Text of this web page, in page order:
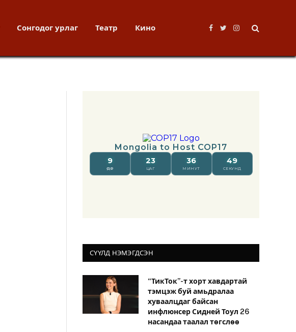
Сонгодог урлаг Театр Кино
Facebook
TwitterInstagram
СҮҮЛД НЭМЭГДСЭН
“ТикТок”-т хорт хавдартай
тэмцэж буй амьдралаа
хуваалцдаг байсан
инфлюнсер Сидней Тоул 26
насандаа таалал төгслөө